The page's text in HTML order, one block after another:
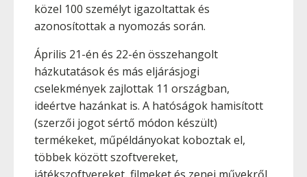
közel 100 személyt igazoltattak és
azonosítottak a nyomozás során.
Április 21-én és 22-én összehangolt
házkutatások és más eljárásjogi
cselekmények zajlottak 11 országban,
ideértve hazánkat is. A hatóságok hamisított
(szerzői jogot sértő módon készült)
termékeket, műpéldányokat koboztak el,
többek között szoftvereket,